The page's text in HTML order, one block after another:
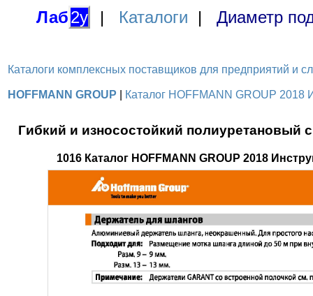
Лаб2у | Каталоги | Диаметр
Каталоги комплексных поставщиков для предприятий и
HOFFMANN GROUP Каталог HOFFMANN GROUP 2018
Гибкий и износостойкий
1016 Каталог HOFFMANN GROUP 2018